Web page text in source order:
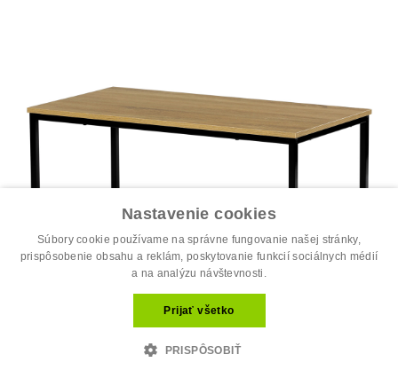
Nastavenie cookies
Súbory cookie používame na správne fungovanie našej stránky,
prispôsobenie obsahu a reklám, poskytovanie funkcií sociálnych médií
a na analýzu návštevnosti.
Prijať všetko
PRISPÔSOBIŤ